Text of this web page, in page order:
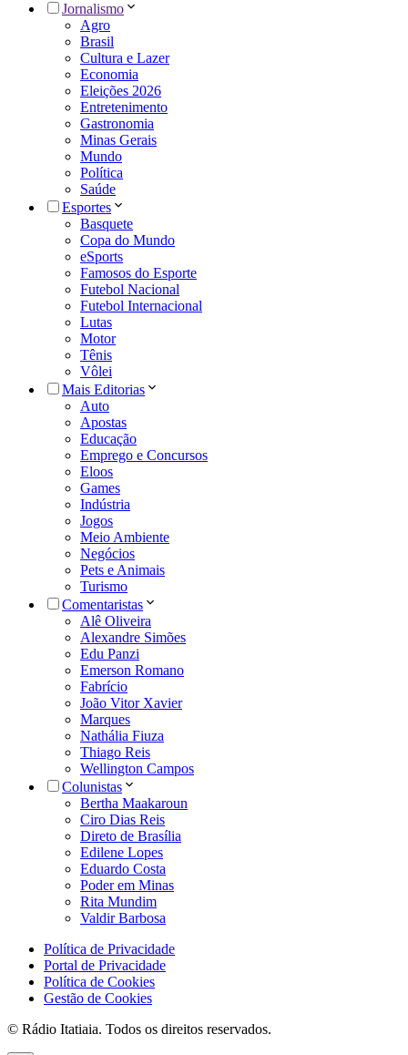
Jornalismo
Agro
Brasil
Cultura e Lazer
Economia
Eleições 2026
Entretenimento
Gastronomia
Minas Gerais
Mundo
Política
Saúde
Esportes
Basquete
Copa do Mundo
eSports
Famosos do Esporte
Futebol Nacional
Futebol Internacional
Lutas
Motor
Tênis
Vôlei
Mais Editorias
Auto
Apostas
Educação
Emprego e Concursos
Eloos
Games
Indústria
Jogos
Meio Ambiente
Negócios
Pets e Animais
Turismo
Comentaristas
Alê Oliveira
Alexandre Simões
Edu Panzi
Emerson Romano
Fabrício
João Vitor Xavier
Marques
Nathália Fiuza
Thiago Reis
Wellington Campos
Colunistas
Bertha Maakaroun
Ciro Dias Reis
Direto de Brasília
Edilene Lopes
Eduardo Costa
Poder em Minas
Rita Mundim
Valdir Barbosa
Política de Privacidade
Portal de Privacidade
Política de Cookies
Gestão de Cookies
© Rádio Itatiaia. Todos os direitos reservados.